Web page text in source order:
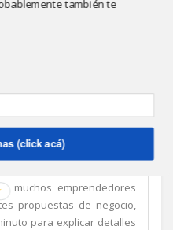
de deseos. Por eso
muchos emprendedores
propuestas de negocio,
para explicar detalles
también te
(click acá)